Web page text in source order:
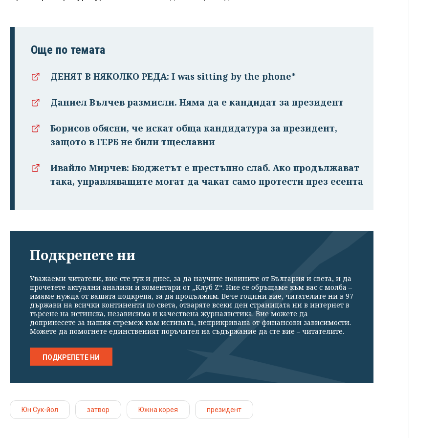
Още по темата
ДЕНЯТ В НЯКОЛКО РЕДА: I was sitting by the phone*
Даниел Вълчев размисли. Няма да е кандидат за президент
Борисов обясни, че искат обща кандидатура за президент,
защото в ГЕРБ не били тщеславни
Ивайло Мирчев: Бюджетът е престъпно слаб. Ако продължават
така, управляващите могат да чакат само протести през есента
Подкрепете ни
Уважаеми читатели, вие сте тук и днес, за да научите новините от България и света, и да
прочетете актуални анализи и коментари от „Клуб Z“. Ние се обръщаме към вас с молба –
имаме нужда от вашата подкрепа, за да продължим. Вече години вие, читателите ни в 97
държави на всички континенти по света, отваряте всеки ден страницата ни в интернет в
търсене на истинска, независима и качествена журналистика. Вие можете да
допринесете за нашия стремеж към истината, неприкривана от финансови зависимости.
Можете да помогнете единственият поръчител на съдържание да сте вие – читателите.
ПОДКРЕПЕТЕ НИ
Юн Сук-йол затвор Южна корея президент